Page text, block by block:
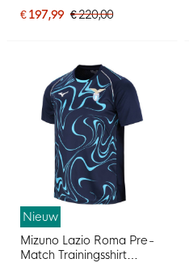
€ 197,99 € 220,00
Nieuw
Mizuno Lazio Roma Pre-
Match Trainingsshirt